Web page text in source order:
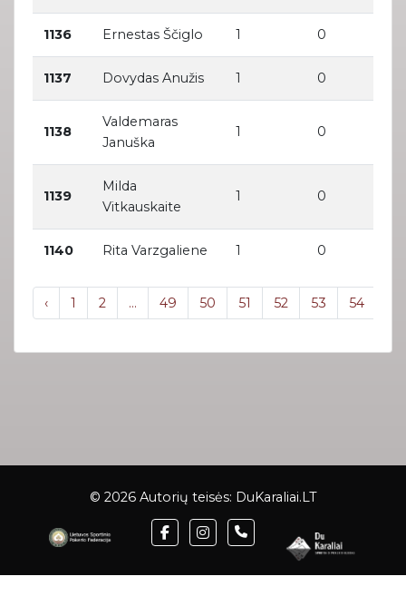
1136 Ernestas Ščiglo 1 0
1137 Dovydas Anužis 1 0
1138
Valdemaras
Januška
1 0
1139
Milda
Vitkauskaite
1 0
1140 Rita Varzgaliene 1 0
‹ 1 2 ... 49 50 51 52 53 54
© 2026 Autorių teisės: DuKaraliai.LT